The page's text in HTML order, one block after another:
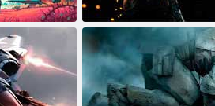
3 סּפָא עצראווש יטוד ןופ ףור